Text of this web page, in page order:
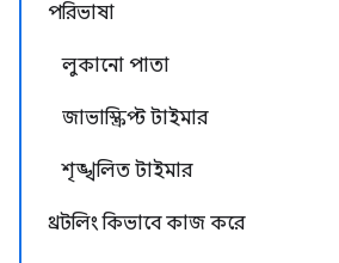
পরিভাষা
লুকানো পাতা
জাভাস্ক্রিপ্ট টাইমার
শৃঙ্খলিত টাইমার
থ্রটলিং কিভাবে কাজ করে